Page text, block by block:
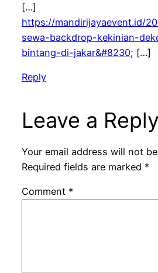
[…]
https://mandirijayaevent.id/
sewa-backdrop-kekinian-
bintang-di-jakar&#8230; […]
Reply
Leave a Reply
Your email address will not
Required fields are marked *
Comment *